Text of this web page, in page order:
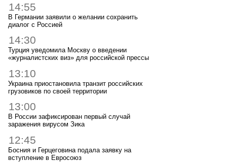
14:55
В Германии заявили о желании сохранить
диалог с Россией
14:30
Турция уведомила Москву о введении
«журналистских виз» для российской прессы
13:10
Украина приостановила транзит российских
грузовиков по своей территории
13:00
В России зафиксирован первый случай
заражения вирусом Зика
12:45
Босния и Герцеговина подала заявку на
вступление в Евросоюз